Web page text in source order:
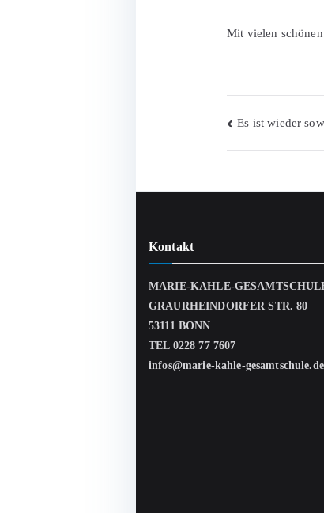
Mit vielen
Es ist wieder
Kontakt
MARIE-KAHLE-
GRAURHEINDORFER STR. 80
53111 BONN
TEL 0228 77 7607
infos@marie-kahle-gesamtschule.de